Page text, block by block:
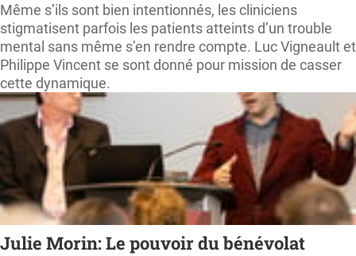
Même s’ils sont bien intentionnés, les cliniciens
stigmatisent parfois les patients atteints d’un trouble
mental sans même s’en rendre compte. Luc Vigneault et
Philippe Vincent se sont donné pour mission de casser
cette dynamique.
Julie Morin: Le pouvoir du bénévolat